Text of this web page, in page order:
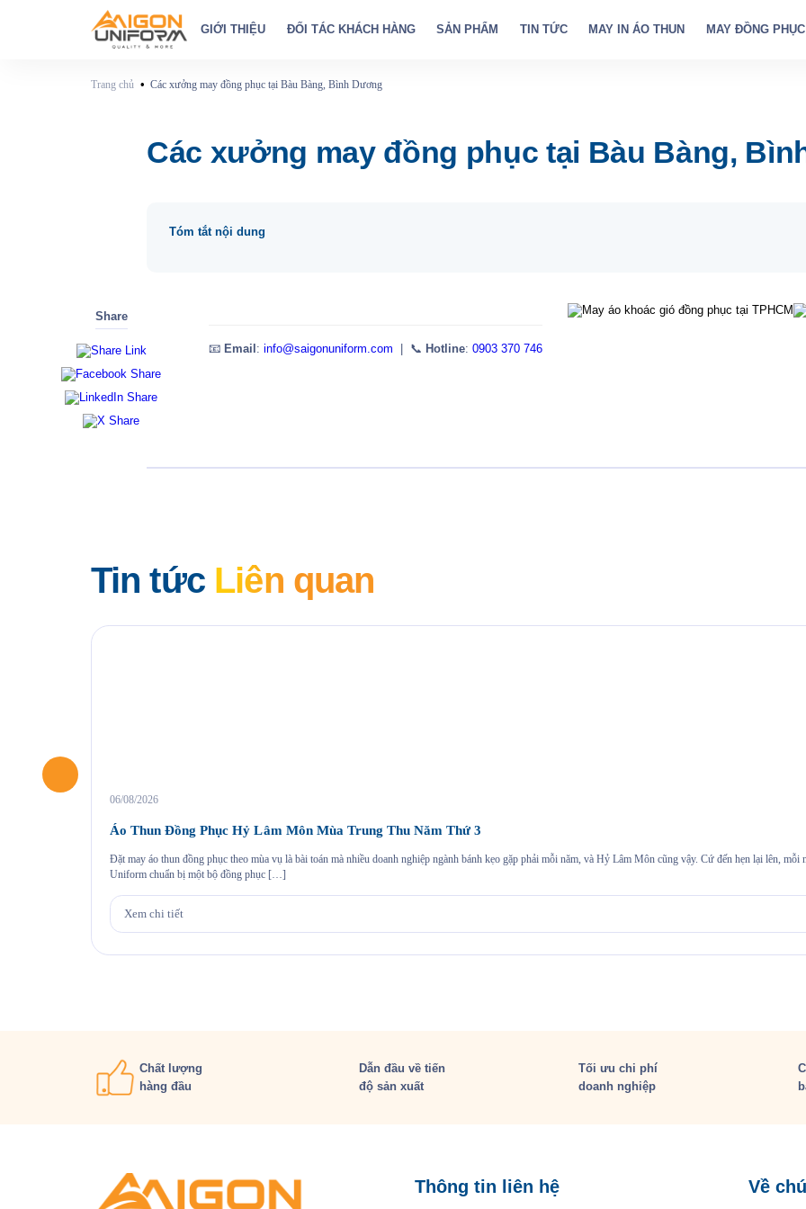
GIỚI THIỆU ĐỐI TÁC KHÁCH HÀNG SẢN PHẨM TIN TỨC MAY IN ÁO THUN MAY ĐỒNG PHỤC
Trang chủ • Các xưởng may đồng phục tại Bàu Bàng, Bình Dương
Các xưởng may đồng phục tại Bàu Bàng,
Tóm tắt nội dung
Share
📧 Email : info@saigonuniform.com | 📞 Hotline: 0903 370 746
Tin tức Liên quan
06/08/2026
Áo Thun Đồng Phục Hỷ Lâm Môn Mùa Trung Thu Năm Thứ 3
Đặt may áo thun đồng phục theo mùa vụ là bài toán mà nhiều doanh nghiệp ngành bánh kẹo gặp phải mỗi năm, và Hỷ Lâm Môn cũng vậy. Cứ đến hẹn lại lên,
Uniform chuẩn bị một bộ đồng phục […]
Xem chi tiết
Chất lượng
hàng đầu
Dẫn đầu về tiến
độ sản xuất
Tối ưu chi phí
doanh nghiệp
Thông tin liên hệ Về